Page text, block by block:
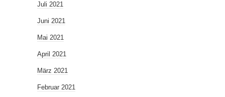
Juli 2021
Juni 2021
Mai 2021
April 2021
März 2021
Februar 2021